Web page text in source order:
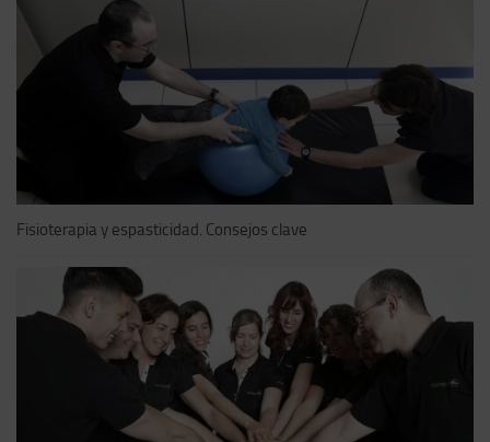
Fisioterapia y espasticidad. Consejos clave